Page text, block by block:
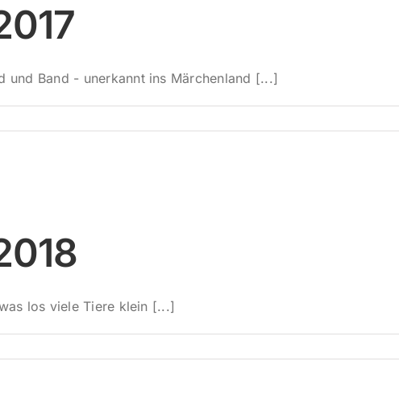
und Band - unerkannt ins Märchenland [...]
los viele Tiere klein [...]